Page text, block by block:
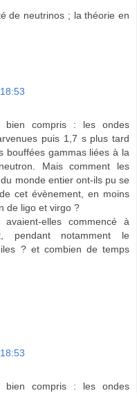
de neutrinos ; la théorie en
compris : les ondes
puis 1,7 s plus tard
bouffées gammas liées à la
Mais comment les
monde entier ont-ils pu se
cet évènement, en moins
de ligo et virgo ?
elles commencé à
pendant notamment le
? et combien de temps
compris : les ondes